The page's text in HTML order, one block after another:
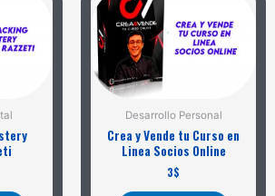
Desarrollo Personal
Crea y Vende tu Curso en
Linea Socios Online
3$